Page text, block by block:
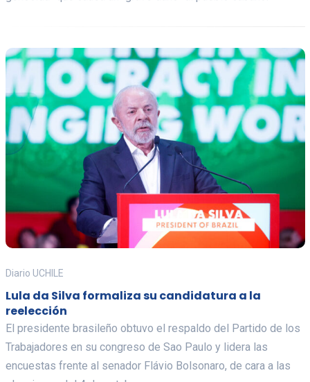
Diario UCHILE
Lula da Silva formaliza su candidatura a la
reelección
El presidente brasileño obtuvo el respaldo del Partido de los
Trabajadores en su congreso de Sao Paulo y lidera las
encuestas frente al senador Flávio Bolsonaro, de cara a las